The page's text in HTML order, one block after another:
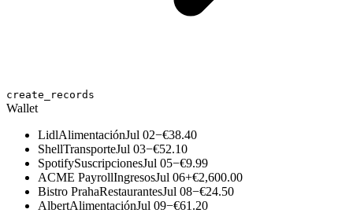
create_records
Wallet
LidlAlimentaciónJul 02−€38.40
ShellTransporteJul 03−€52.10
SpotifySuscripcionesJul 05−€9.99
ACME PayrollIngresosJul 06+€2,600.00
Bistro PrahaRestaurantesJul 08−€24.50
AlbertAlimentaciónJul 09−€61.20